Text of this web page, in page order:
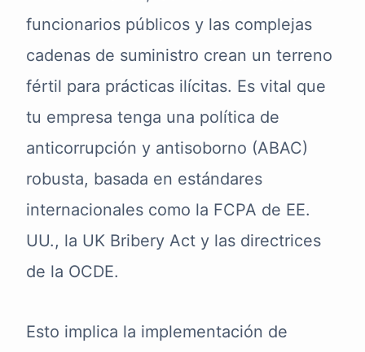
funcionarios públicos y las complejas
cadenas de suministro crean un terreno
fértil para prácticas ilícitas. Es vital que
tu empresa tenga una política de
anticorrupción y antisoborno (ABAC)
robusta, basada en estándares
internacionales como la FCPA de EE.
UU., la UK Bribery Act y las directrices
de la OCDE.
Esto implica la implementación de